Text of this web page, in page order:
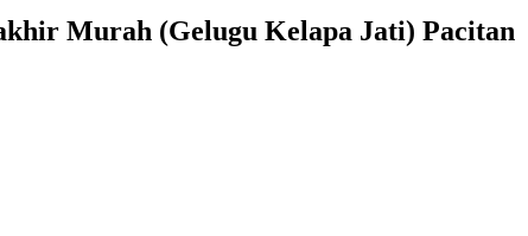
Murah (Gelugu Kelapa Jati) Pacitan